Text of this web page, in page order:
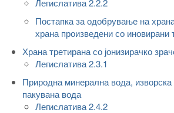
Легислатива 2.2.2
Постапка за одобрување на
храна произведени со иновирани
Храна третирана со јонизирачко
Легислатива 2.3.1
Природна минерална вода, изворска
пакувана вода
Легислатива 2.4.2